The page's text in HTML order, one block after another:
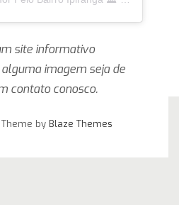
site informativo
imagem seja de
contato conosco.
by Blaze Themes